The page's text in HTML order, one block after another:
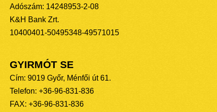
Adószám: 14248953-2-08
K&H Bank Zrt.
10400401-50495348-49571015
GYIRMÓT SE
Cím: 9019 Győr, Ménfői út 61.
Telefon: +36-96-831-836
FAX: +36-96-831-836